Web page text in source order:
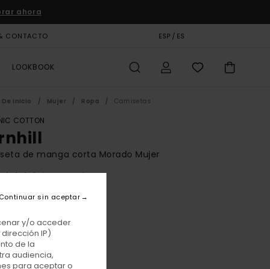
ahora
CONTACTO ESP / ES
LOOKBOOK
Inicio Mujer Ropa Camisetas
COTTON
de manga corta Morado Mujer
€
PROMO -25% EXTRA
y/o acceder
IP)
de la
audiencia,
para aceptar o
Continuar sin aceptar